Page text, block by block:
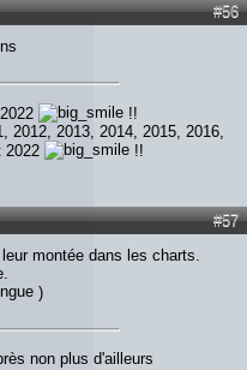
#56
!!
2012, 2013, 2014, 2015, 2016,
2022
!!
#57
montée dans les charts.
)
non plus d'ailleurs